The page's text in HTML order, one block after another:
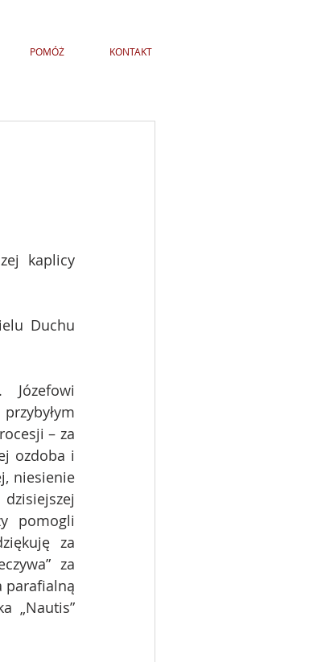
POMÓŻ KONTAKT
kaplicy
Duchu
– za
ozdoba i
niesienie
pomogli
za
za
parafialną
„Nautis”